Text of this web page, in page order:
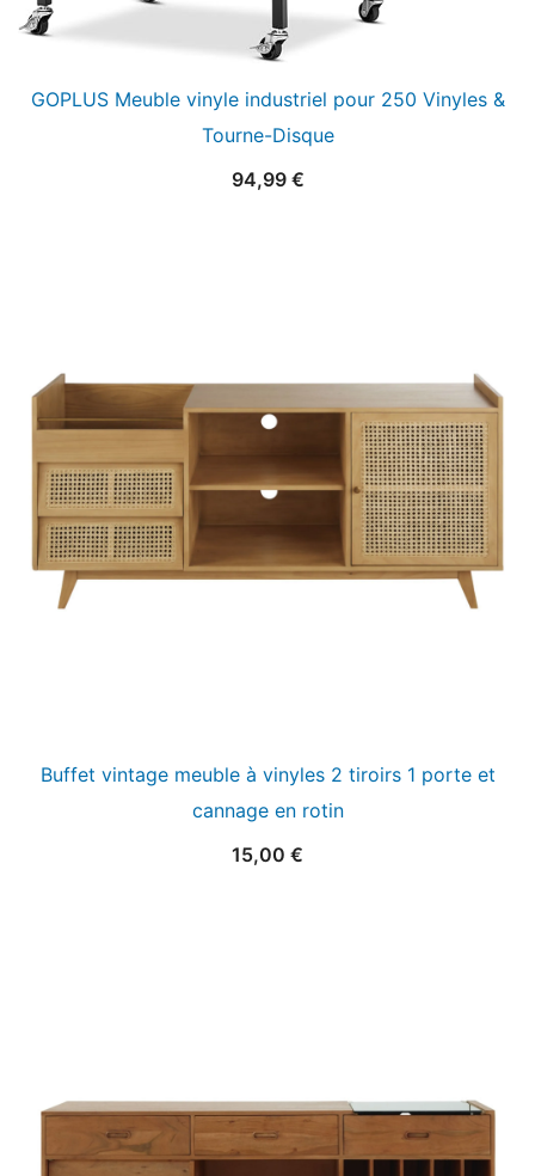
GOPLUS Meuble vinyle industriel pour 250 Vinyles &
Tourne-Disque
94,99 €
Buffet vintage meuble à vinyles 2 tiroirs 1 porte et
cannage en rotin
15,00 €